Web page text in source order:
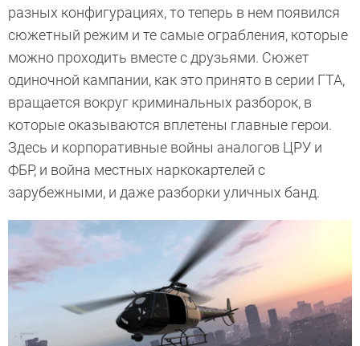
разных конфигурациях, то теперь в нем появился
сюжетный режим и те самые ограбления, которые
можно проходить вместе с друзьями. Сюжет
одиночной кампании, как это принято в серии ГТА,
вращается вокруг криминальных разборок, в
которые оказываются вплетены главные герои.
Здесь и корпоративные войны аналогов ЦРУ и
ФБР, и война местных наркокартелей с
зарубежными, и даже разборки уличных банд.